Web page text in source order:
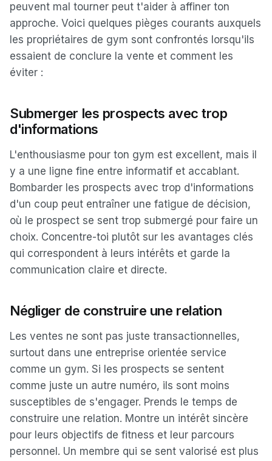
peuvent mal tourner peut t'aider à affiner ton
approche. Voici quelques pièges courants auxquels
les propriétaires de gym sont confrontés lorsqu'ils
essaient de conclure la vente et comment les
éviter :
Submerger les prospects avec trop
d'informations
L'enthousiasme pour ton gym est excellent, mais il
y a une ligne fine entre informatif et accablant.
Bombarder les prospects avec trop d'informations
d'un coup peut entraîner une fatigue de décision,
où le prospect se sent trop submergé pour faire un
choix. Concentre-toi plutôt sur les avantages clés
qui correspondent à leurs intérêts et garde la
communication claire et directe.
Négliger de construire une relation
Les ventes ne sont pas juste transactionnelles,
surtout dans une entreprise orientée service
comme un gym. Si les prospects se sentent
comme juste un autre numéro, ils sont moins
susceptibles de s'engager. Prends le temps de
construire une relation. Montre un intérêt sincère
pour leurs objectifs de fitness et leur parcours
personnel. Un membre qui se sent valorisé est plus